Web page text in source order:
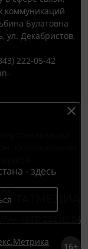
- здесь
коммуникаций
Булатовна
ул. Декабристов,
222-05-42
Использование
(843) 222 09 84
16+